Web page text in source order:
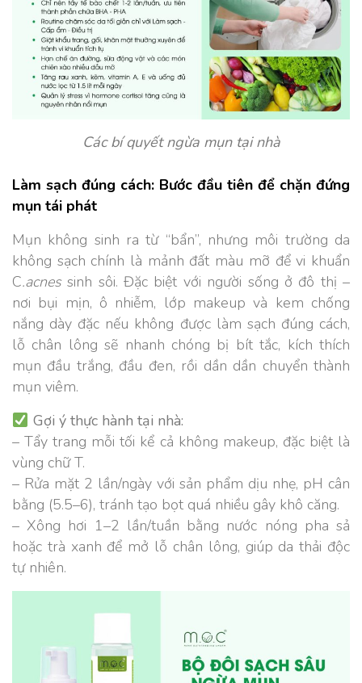
Các bí quyết ngừa mụn tại nhà
Làm sạch đúng cách: Bước đầu tiên để chặn đứng
mụn tái phát
Mụn không sinh ra từ “bẩn”, nhưng môi trường da
không sạch chính là mảnh đất màu mỡ để vi khuẩn
C.acnessinh sôi. Đặc biệt với người sống ở đô thị –
nơi bụi mịn, ô nhiễm, lớp makeup và kem chống
nắng dày đặc nếu không được làm sạch đúng cách,
lỗ chân lông sẽ nhanh chóng bị bít tắc, kích thích
mụn đầu trắng, đầu đen, rồi dần dần chuyển thành
mụn viêm.
Gợi ý thực hành tại nhà:
– Tẩy trang mỗi tối kể cả không makeup, đặc biệt là
vùng chữ T.
– Rửa mặt 2 lần/ngày với sản phẩm dịu nhẹ, pH cân
bằng (5.5–6), tránh tạo bọt quá nhiều gây khô căng.
– Xông hơi 1–2 lần/tuần bằng nước nóng pha sả
hoặc trà xanh để mở lỗ chân lông, giúp da thải độc
tự nhiên.